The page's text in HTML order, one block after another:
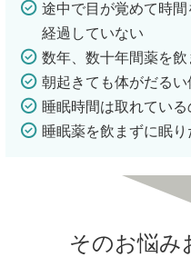
途中で目が覚めて時
経過していない
数年、数十年間薬を
朝起きても体がだるい
睡眠時間は取れてい
睡眠薬を飲まずに眠り
そのお悩み